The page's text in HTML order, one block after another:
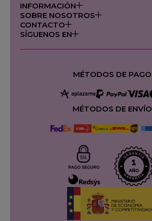
INFORMACIÓN
SOBRE NOSOTROS
CONTACTO
SÍGUENOS EN
MÉTODOS DE PAGO
MÉTODOS DE ENVÍO